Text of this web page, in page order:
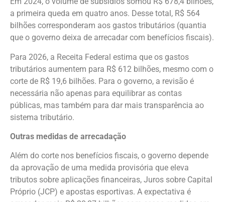
a primeira queda em quatro anos. Desse total, R$ 564
bilhões corresponderam aos gastos tributários (quantia
que o governo deixa de arrecadar com benefícios fiscais).
Para 2026, a Receita Federal estima que os gastos
tributários aumentem para R$ 612 bilhões, mesmo com o
corte de R$ 19,6 bilhões. Para o governo, a revisão é
necessária não apenas para equilibrar as contas
públicas, mas também para dar mais transparência ao
sistema tributário.
Outras medidas de arrecadação
Além do corte nos benefícios fiscais, o governo depende
da aprovação de uma medida provisória que eleva
tributos sobre aplicações financeiras, Juros sobre Capital
Próprio (JCP) e apostas esportivas. A expectativa é